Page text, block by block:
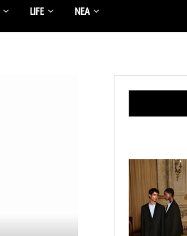
LIFE ΝΈΑ